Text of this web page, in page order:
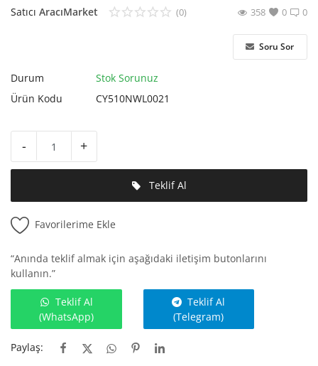
Satıcı AracıMarket 0
(0) 0
358
Soru Sor
Durum
Stok Sorunuz
Ürün Kodu
CY510NWL0021
- +
Teklif Al
Favorilerime Ekle
“Anında teklif almak için aşağıdaki iletişim butonlarını
kullanın.”
Teklif Al
(WhatsApp)
Teklif Al
(Telegram)
Paylaş: